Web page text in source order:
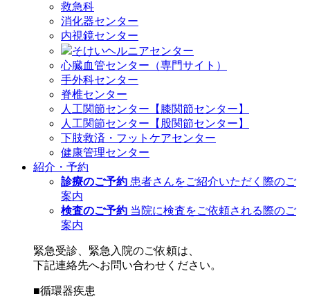
救急科
消化器センター
内視鏡センター
そけいヘルニアセンター
心臓血管センター（専門サイト）
手外科センター
脊椎センター
人工関節センター【膝関節センター】
人工関節センター【股関節センター】
下肢救済・フットケアセンター
健康管理センター
紹介・予約
診療のご予約 患者さんをご紹介いただく際のご
案内
検査のご予約 当院に検査をご依頼される際のご
案内
緊急受診、緊急入院のご依頼は、
下記連絡先へお問い合わせください。
■循環器疾患